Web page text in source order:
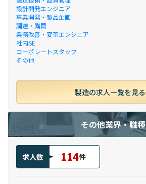
設計開発エンジニア
事業開発・製品企画
調達・購買
業務改善・変革エンジニア
社内SE
コーポレートスタッフ
その他
製造の求人一覧を見る
その他業界・職種
求人数 114件